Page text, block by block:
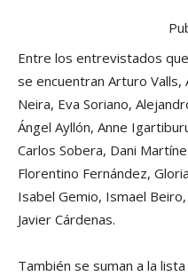
Entre los entrevistados
se encuentran Arturo Valls,
Neira, Eva Soriano,
Ángel Ayllón, Anne
Carlos Sobera, Dani
Florentino Fernández,
Isabel Gemio, Ismael
Javier Cárdenas.
También se suman a la